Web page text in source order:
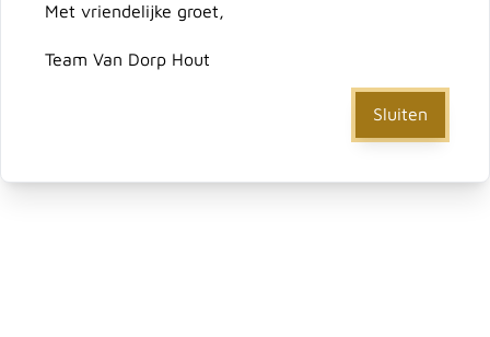
Met vriendelijke groet,
Team Van Dorp Hout
Sluiten
Deur Vloerdorp 1000x1997
frame tbv slot tbv kozijn
(Linksdr) (enk)